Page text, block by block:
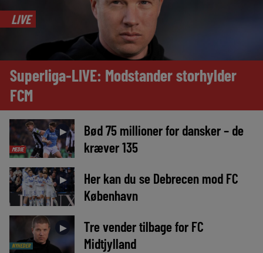
LIVE
Superliga-LIVE: Modstander storhylder
FCM
MEDIE
►
Bød 75 millioner for dansker – de
kræver 135
►
Her kan du se Debrecen mod FC
København
NYHEDER
►
Tre vender tilbage for FC
Midtjylland